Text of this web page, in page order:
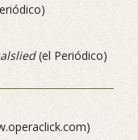
(el Periódico)